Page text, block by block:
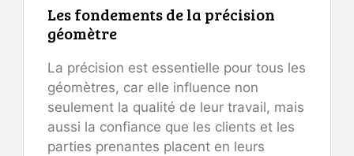
Les fondements de la précision
géomètre
La précision est essentielle pour tous les
géomètres, car elle influence non
seulement la qualité de leur travail, mais
aussi la confiance que les clients et les
parties prenantes placent en leurs